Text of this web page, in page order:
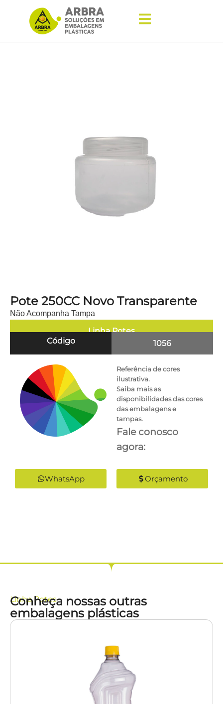
Pote 250CC Novo Transparente
Não Acompanha Tampa
Linha Potes
Código
1056
Referência de cores
ilustrativa.
Saiba mais as
disponibilidades das cores
das embalagens e
tampas.
Fale conosco
agora:
WhatsApp Orçamento
LinhaPotes
Conheça nossas outras
embalagens plásticas